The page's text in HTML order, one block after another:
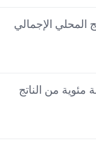
المحلي الإجمالي
مئوية من الناتج